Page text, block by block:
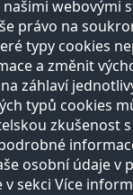
našimi webovými
právo na
typy cookies
a změnit
záhlaví
typů cookies
zkušenost
osobní údaje v
v sekci Více